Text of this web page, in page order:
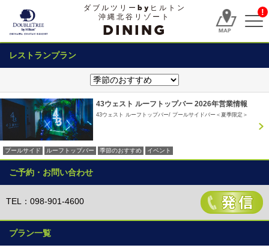
ダブルツリーbyヒルトン
沖縄北谷リゾート
DINING
!
レストランプラン
43ウェスト ルーフトップバー 2026年営業情報
43ウェスト ルーフトップバー プールサイドバー＜夏季限定＞
プールサイド ルーフトップバー 季節のおすすめ イベント
ご予約・お問い合わせ
TEL：098-901-4600
プラン一覧